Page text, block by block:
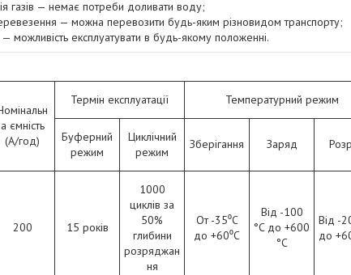
газів — немає потреби доливати воду;
— можна перевозити будь-яким різновидом транспорту;
— можливість експлуатувати в будь-якому положенні.
а ємність
(А/год)
Термін експлуатації
Температурний режим
Буферний
режим
Циклічний
режим
Зберігання Заряд
200 15 років
1000
циклів за
50%
глибини
розряджан
ня
От -35⁰С
до +60⁰С
Від -100
°C до +600
°C
Від -
до